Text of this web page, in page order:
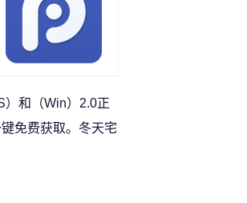
）和（Win）2.0正
免费获取。冬天宅